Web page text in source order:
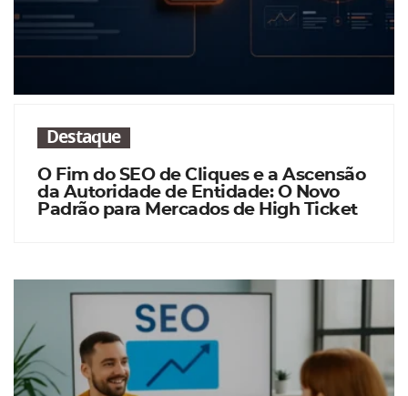
Destaque
O Fim do SEO de Cliques e a Ascensão
da Autoridade de Entidade: O Novo
Padrão para Mercados de High Ticket